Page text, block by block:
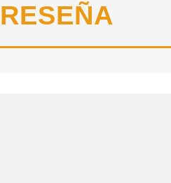
RESEÑA